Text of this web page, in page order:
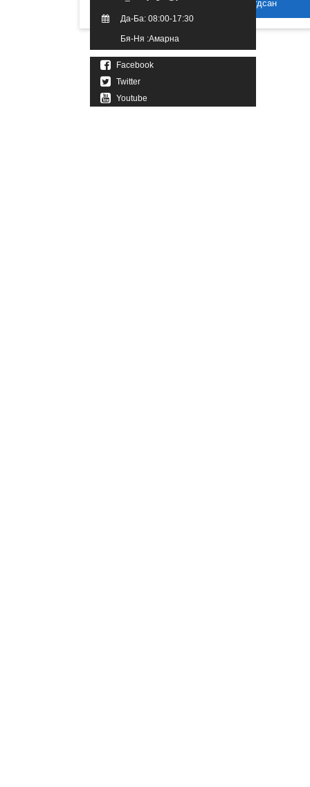
Да-Ба: 08:00-17:30
Бя-Ня :Амарна
Facebook
Twitter
Youtube
2016 он. Бүх эрх хуулиар хамгаалагдсан